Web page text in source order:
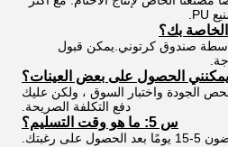
صندوق كرتوني.يمكن قبول
الجودة واختبار السوق ، ولكن عليك
دفع التكلفة الصريحة.
س 5: ما هو وقت التسليم؟
على رغبتك.